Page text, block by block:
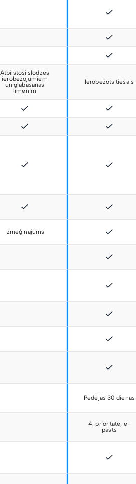
Atbilstoši slodzes
ierobežojumiem
un glabāšanas
līmenim
Ierobežots tiešais
Izmēģinājums
Pēdējās 30 dienas
4. prioritāte, e-
pasts